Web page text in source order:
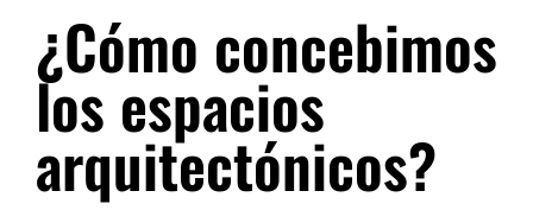
¿Cómo concebimos
los espacios
arquitectónicos?